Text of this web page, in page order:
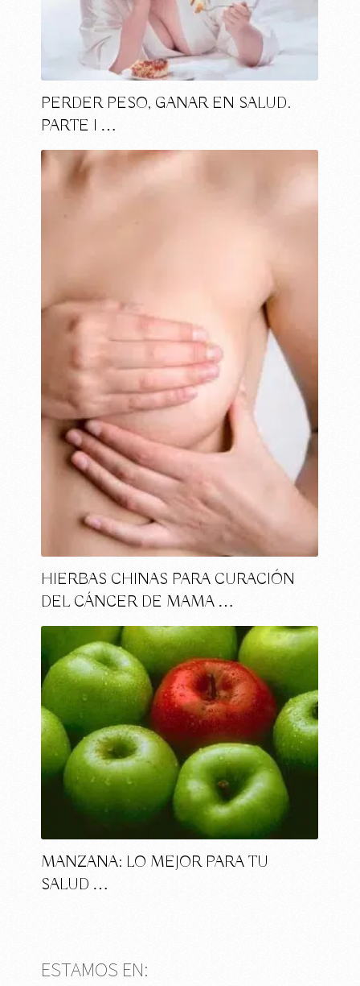
PERDER PESO, GANAR EN SALUD.
PARTE I …
HIERBAS CHINAS PARA CURACIÓN
DEL CÁNCER DE MAMA …
MANZANA: LO MEJOR PARA TU
SALUD …
ESTAMOS EN: